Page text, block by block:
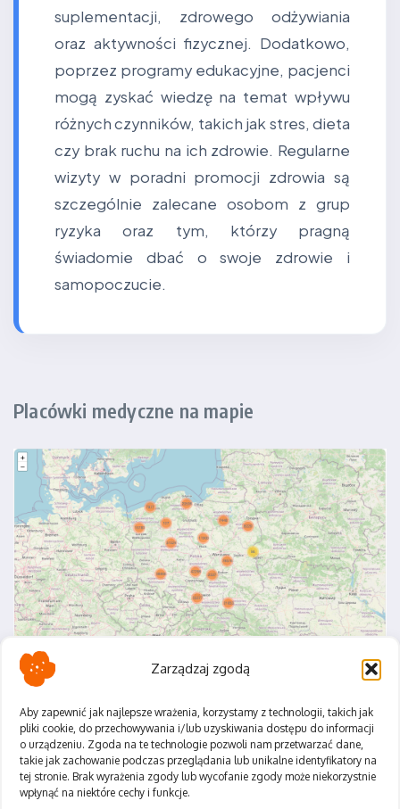
Zarządzaj zgodą
Aby zapewnić jak najlepsze wrażenia, korzystamy z technologii, takich jak
pliki cookie, do przechowywania i/lub uzyskiwania dostępu do informacji
o urządzeniu. Zgoda na te technologie pozwoli nam przetwarzać dane,
takie jak zachowanie podczas przeglądania lub unikalne identyfikatory na
tej stronie. Brak wyrażenia zgody lub wycofanie zgody może niekorzystnie
wpłynąć na niektóre cechy i funkcje.
suplementacji, zdrowego odżywiania
oraz aktywności fizycznej. Dodatkowo,
poprzez programy edukacyjne, pacjenci
mogą zyskać wiedzę na temat wpływu
różnych czynników, takich jak stres, dieta
czy brak ruchu na ich zdrowie. Regularne
wizyty w poradni promocji zdrowia są
szczególnie zalecane osobom z grup
ryzyka oraz tym, którzy pragną
świadomie dbać o swoje zdrowie i
samopoczucie.
Placówki medyczne na mapie
Polityka Prywatności
Regulamin